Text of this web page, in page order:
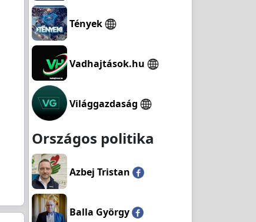
Tények
Vadhajtások.hu
Világgazdaság
Országos politika
Azbej Tristan
Balla György